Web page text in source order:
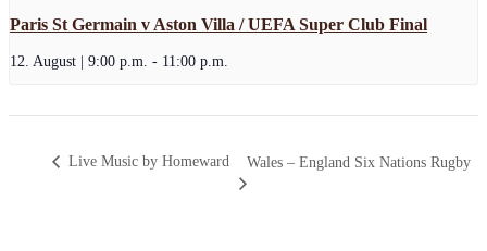
Paris St Germain v Aston Villa / UEFA Super Club Final
12. August | 9:00 p.m. - 11:00 p.m.
Live Music by Homeward Wales – England Six Nations Rugby